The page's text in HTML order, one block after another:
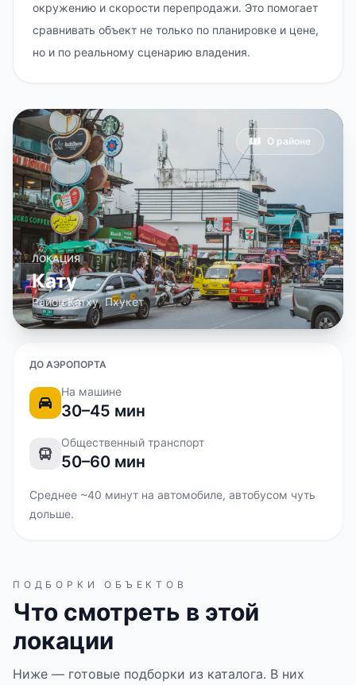
окружению и скорости перепродажи. Это помогает
сравнивать объект не только по планировке и цене,
но и по реальному сценарию владения.
ЛОКАЦИЯ
Кату
Район Катху, Пхукет
О районе
ДО АЭРОПОРТА
На машине
30–45 мин
Общественный транспорт
50–60 мин
Среднее ~40 минут на автомобиле, автобусом чуть
дольше.
ПОДБОРКИ ОБЪЕКТОВ
Что смотреть в этой
локации
Ниже — готовые подборки из каталога. В них